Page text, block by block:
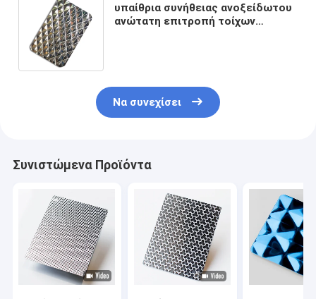
υπαίθρια συνήθειας ανοξείδωτου
ανώτατη επιτροπή τοίχων
Να συνεχίσει
Συνιστώμενα Προϊόντα